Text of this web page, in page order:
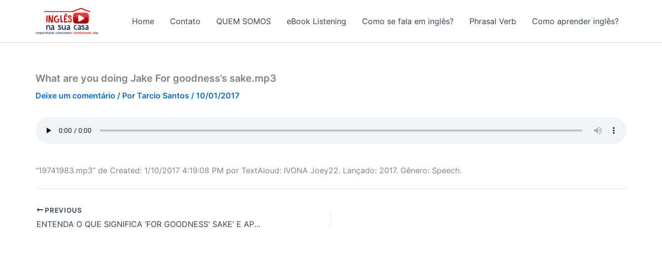
conteúdo
Home Contato QUEM SOMOS eBook Listening Como se fala em inglês? Phrasal Verb Como aprender inglês?
What are you doing Jake For goodness’s sake.mp3
Deixe um comentário / Por Tarcio Santos / 10/01/2017
“19741983.mp3” de Created: 1/10/2017 4:19:08 PM por TextAloud: IVONA Joey22. Lançado: 2017. Gênero: Speech.
PREVIOUS
ENTENDA O QUE SIGNIFICA ‘FOR GOODNESS’ SAKE’ E APRENDA MAIS 5 MANEIRAS DE DIZER O MESMO!